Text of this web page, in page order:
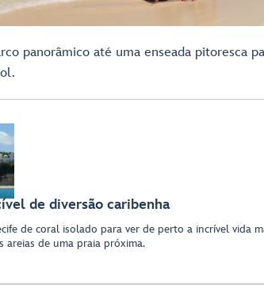
panorâmico até uma enseada pitoresca
de diversão caribenha
de coral isolado para ver de perto a incrível vida
areias de uma praia próxima.